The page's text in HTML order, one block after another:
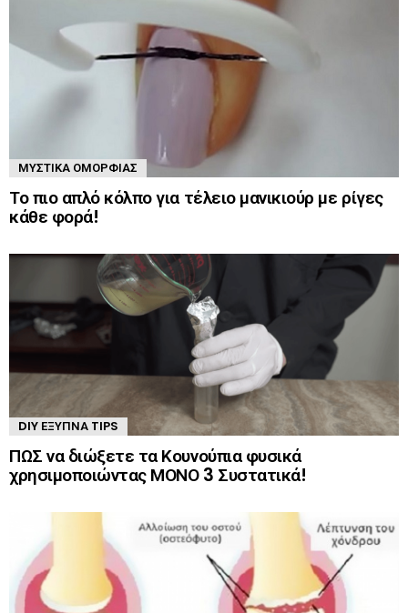
ΜΥΣΤΙΚΆ ΟΜΟΡΦΙΆΣ
Το πιο απλό κόλπο για τέλειο μανικιούρ με ρίγες
κάθε φορά!
DIY ΈΞΥΠΝΑ TIPS
ΠΩΣ να διώξετε τα Κουνούπια φυσικά
χρησιμοποιώντας ΜΟΝΟ 3 Συστατικά!